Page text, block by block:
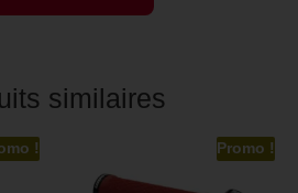
similaires
! Promo !